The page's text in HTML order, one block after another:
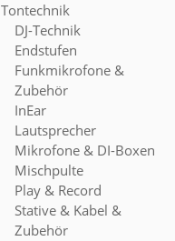
Tontechnik
DJ-Technik
Endstufen
Funkmikrofone &
Zubehör
InEar
Lautsprecher
Mikrofone & DI-Boxen
Mischpulte
Play & Record
Stative & Kabel &
Zubehör